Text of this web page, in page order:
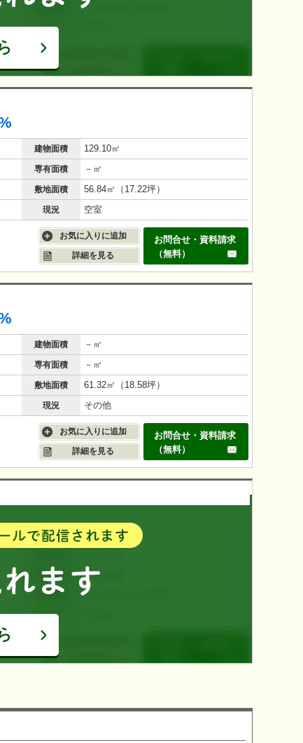
建物面積 129.10㎡
専有面積 －㎡
敷地面積 56.84㎡（17.22坪）
現況 空室
お気に入りに追加
詳細を見る
お問合せ・資料請求
（無料）
建物面積 －㎡
専有面積 －㎡
敷地面積 61.32㎡（18.58坪）
現況 その他
お気に入りに追加
詳細を見る
お問合せ・資料請求
（無料）